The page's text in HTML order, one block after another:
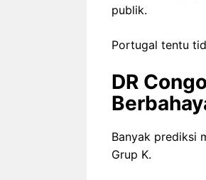
publik.
Portugal tentu
DR
Banyak prediksi
Grup K.